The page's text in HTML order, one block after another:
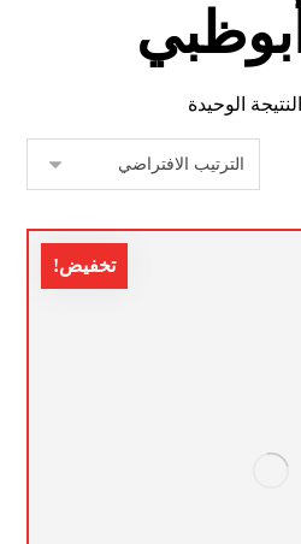
الوحيدة
تخفيض!